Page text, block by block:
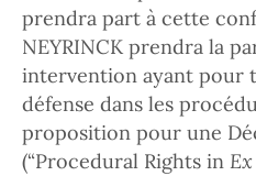
prendra part à cette
NEYRINCK prendra la
intervention ayant pour
défense dans les
proposition pour une
(“Procedural Rights in